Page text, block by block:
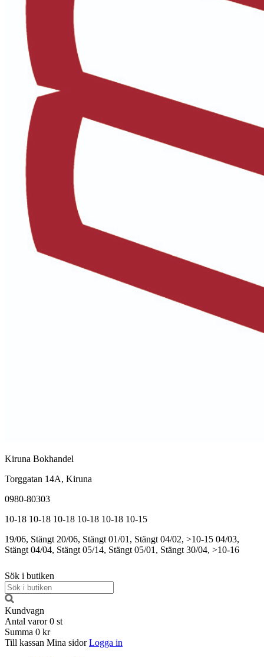
Kiruna Bokhandel
Torggatan 14A, Kiruna
0980-80303
10-18 10-18 10-18 10-18 10-18 10-15
19/06, Stängt 20/06, Stängt 01/01, Stängt 04/02, >10-15 04/03,
Stängt 04/04, Stängt 05/14, Stängt 05/01, Stängt 30/04, >10-16
Sök i butiken
Kundvagn
Antal varor 0 st
Summa 0 kr
Till kassan Mina sidor Logga in